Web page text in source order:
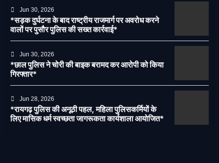
Jun 30, 2026
*सड़क दुर्घटना के बाद राष्ट्रीय राजमार्ग पर अवरोध करने
वालों पर पुसौर पुलिस की सख्त कार्रवाई*
Jun 30, 2026
*छाल पुलिस ने चोरी की बाइक बरामद कर आरोपी को किया
गिरफ्तार*
Jun 28, 2026
*रायगढ़ पुलिस की अनूठी पहल, महिला पुलिसकर्मियों के
लिए मासिक धर्म स्वच्छता जागरूकता कार्यशाला आयोजित*